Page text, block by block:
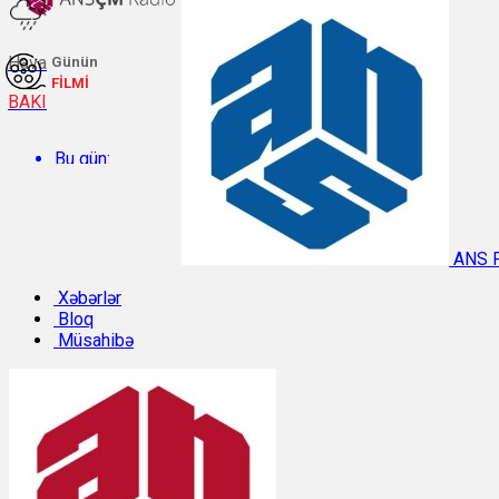
Hava
BAKI
Bu gün:
Temperatur: 27.4°C. Rütubət: 63%.
Sabah:
Günün
FİLMİ
ANS
Xəbərlər
Bloq
Müsahibə